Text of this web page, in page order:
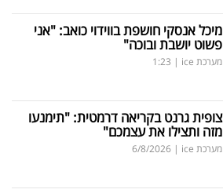
מיכל אנסקי חושפת בווידוי כואב: "אני
פשוט יושבת ובוכה"
מערכת ice |
1:23
צופית גרנט בקריאה דרמטית: "תימנעו
מזה ותצילו את עצמכם"
מערכת ice |
6/8/2026